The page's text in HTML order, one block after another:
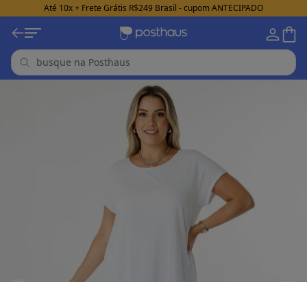
Até 10x + Frete Grátis R$249 Brasil - cupom ANTECIPADO